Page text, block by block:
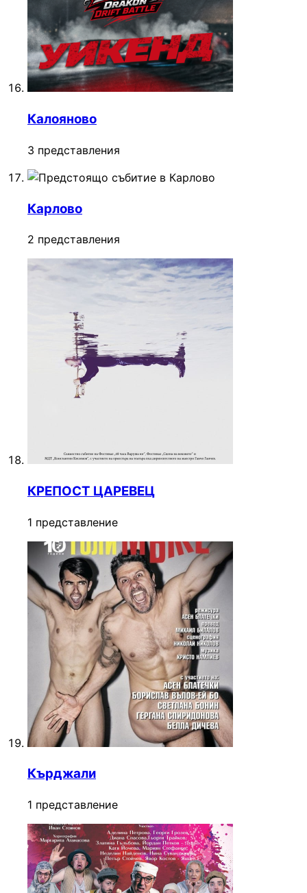
Калояново
3 представления
Карлово
2 представления
КРЕПОСТ ЦАРЕВЕЦ
1 представление
Кърджали
1 представление